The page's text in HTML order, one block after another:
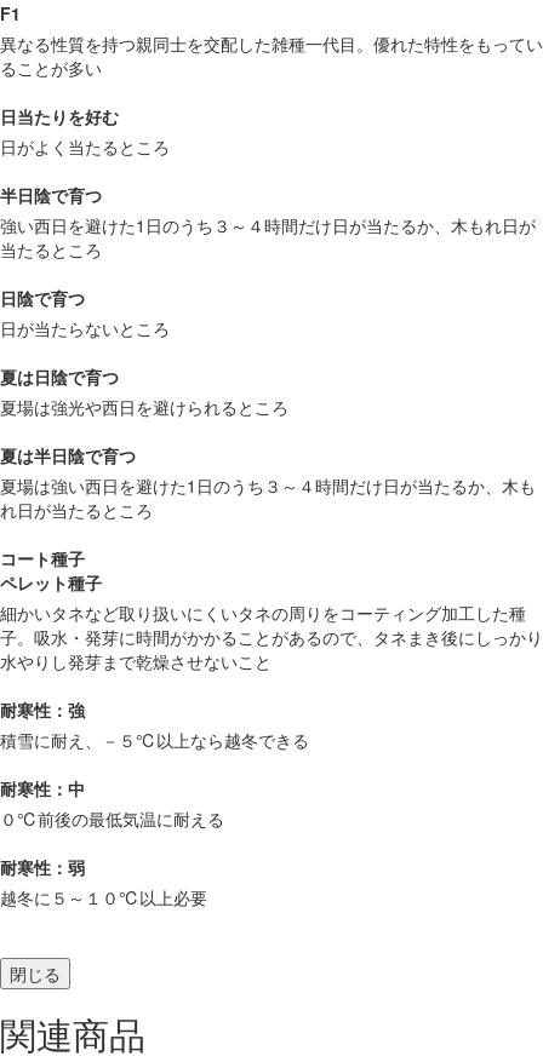
F1
異なる性質を持つ親同士を交配した雑種一代目。優れた特性をもってい
ることが多い
日当たりを好む
日がよく当たるところ
半日陰で育つ
強い西日を避けた1日のうち３～４時間だけ日が当たるか、木もれ日が
当たるところ
日陰で育つ
日が当たらないところ
夏は日陰で育つ
夏場は強光や西日を避けられるところ
夏は半日陰で育つ
夏場は強い西日を避けた1日のうち３～４時間だけ日が当たるか、木も
れ日が当たるところ
コート種子
ペレット種子
細かいタネなど取り扱いにくいタネの周りをコーティング加工した種
子。吸水・発芽に時間がかかることがあるので、タネまき後にしっかり
水やりし発芽まで乾燥させないこと
耐寒性：強
積雪に耐え、－５℃以上なら越冬できる
耐寒性：中
０℃前後の最低気温に耐える
耐寒性：弱
越冬に５～１０℃以上必要
閉じる
関連商品